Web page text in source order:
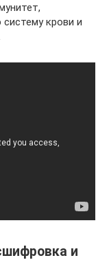
крови и
и